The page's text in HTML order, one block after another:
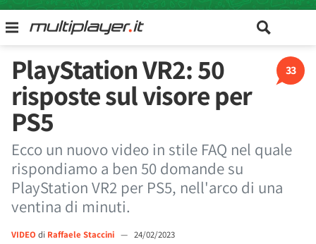
33
PlayStation VR2: 50
risposte sul visore per
PS5
Ecco un nuovo video in stile FAQ nel quale
rispondiamo a ben 50 domande su
PlayStation VR2 per PS5, nell'arco di una
ventina di minuti.
VIDEO di Raffaele Staccini — 24/02/2023